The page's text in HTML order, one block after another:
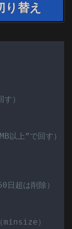
り替え
）
以上”で回す）
超は削除）
minsize）